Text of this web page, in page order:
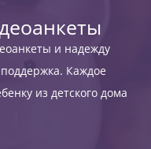
и надежду
Каждое
из детского дома